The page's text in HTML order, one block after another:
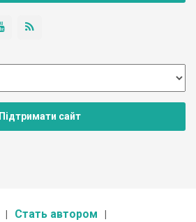
Підтримати сайт
Стать автором